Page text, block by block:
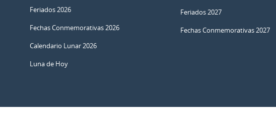
Feriados 2026
Fechas Conmemorativas 2026
Calendario Lunar 2026
Luna de Hoy
Feriados 2027
Fechas Conmemorativas 2027